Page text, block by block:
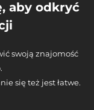
aby odkryć
swoją znajomość
się też jest łatwe.